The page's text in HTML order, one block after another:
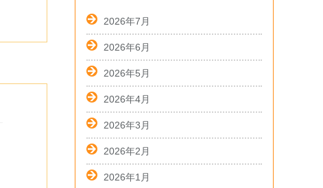
2026年7月
2026年6月
2026年5月
2026年4月
2026年3月
2026年2月
2026年1月